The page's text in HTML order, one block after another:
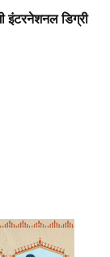
इंटरनेशनल डिग्री